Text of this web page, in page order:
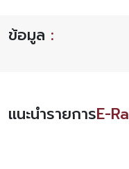
ข้อมูล :
แนะนำรายการE-